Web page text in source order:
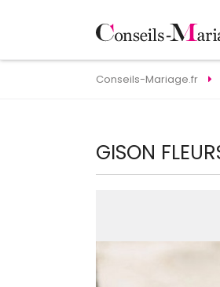
Conseils-Mariage.fr
GISON